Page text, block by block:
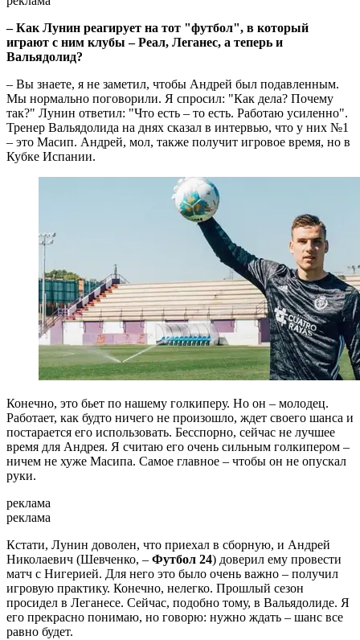
– Как Лунин реагирует на тот "футбол", в который
играют с ним клубы – Реал, Леганес, а теперь и
Вальядолид?
– Вы знаете, я не заметил, чтобы Андрей был подавленным.
Мы нормально поговорили. Я спросил: "Как дела? Почему
так?" Лунин ответил: "Что есть – то есть. Работаю усиленно".
Тренер Вальядолида на днях сказал в интервью, что у них №1
– это Масип. Андрей, мол, также получит игровое время, но в
Кубке Испании.
Конечно, это бьет по нашему голкиперу. Но он – молодец.
Работает, как будто ничего не произошло, ждет своего шанса и
постарается его использовать. Бесспорно, сейчас не лучшее
время для Андрея. Я считаю его очень сильным голкипером –
ничем не хуже Масипа. Самое главное – чтобы он не опускал
руки.
реклама
реклама
Кстати, Лунин доволен, что приехал в сборную, и Андрей
Николаевич (Шевченко, – Футбол 24) доверил ему провести
матч с Нигерией. Для него это было очень важно – получил
игровую практику. Конечно, нелегко. Прошлый сезон
просидел в Леганесе. Сейчас, подобно тому, в Вальядолиде. Я
его прекрасно понимаю, но говорю: нужно ждать – шанс все
равно будет.